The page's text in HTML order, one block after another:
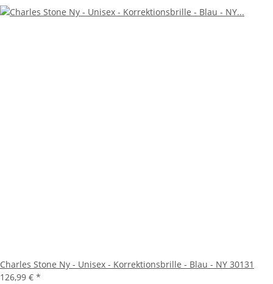
Charles Stone Ny - Unisex - Korrektionsbrille - Blau - NY 30131
126,99 € *